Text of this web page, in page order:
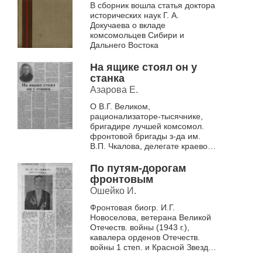
В сборник вошла статья доктора
исторических наук Г. А.
Докучаева о вкладе
комсомольцев Сибири и
Дальнего Востока
На ящике стоял он у
станка
Азарова Е.
О В.Г. Великом,
рационализаторе-тысячнике,
бригадире лучшей комсомол.
фронтовой бригады з-да им.
В.П. Чкалова, делегате краевого
1945 гг.(до войны - ученик ст.
юных тех...
По путям-дорогам
фронтовым
Ошейко И.
Фронтовая биогр. И.Г.
Новоселова, ветерана Великой
Отечеств. войны (1943 г.),
кавалера орденов Отечеств.
войны 1 степ. и Красной Звезды,